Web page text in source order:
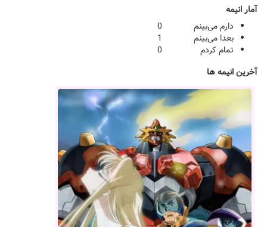
آمار انیمه
دارم می‌بینم
0
بعدا می‌بینم
1
تمام کردم
0
آخرین انیمه ها